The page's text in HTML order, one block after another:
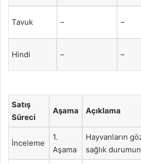
Tavuk – –
Hindi – –
Satış
Süreci
Aşama Açıklama
İnceleme
1.
Aşama
Hayvanların
sağlık